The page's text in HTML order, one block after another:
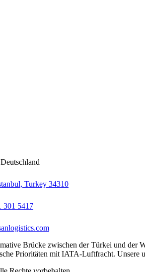
Turkey 34310
301 5417
Brücke zwischen der Türkei und der
Prioritäten mit IATA-Luftfracht. Unsere